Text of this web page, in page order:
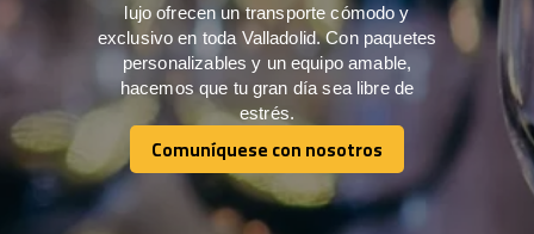
lujo ofrecen un transporte cómodo y
exclusivo en toda Valladolid. Con paquetes
personalizables y un equipo amable,
hacemos que tu gran día sea libre de
estrés.
Comuníquese con nosotros
Comuníquese con nosotros